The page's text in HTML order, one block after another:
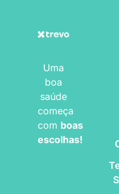
Uma
boa
saúde
começa
com boas
escolhas!